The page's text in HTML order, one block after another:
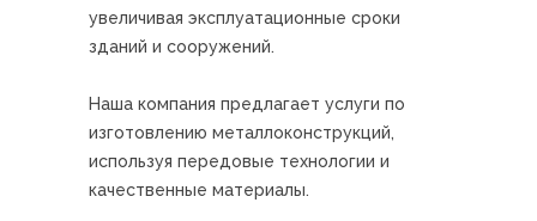
увеличивая эксплуатационные сроки
зданий и сооружений.
Наша компания предлагает услуги по
изготовлению металлоконструкций,
используя передовые технологии и
качественные материалы.